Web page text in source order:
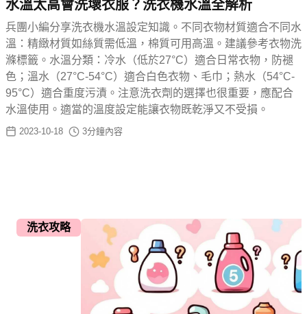
水溫太高會洗壞衣服？洗衣機水溫全解析
兵團小編分享洗衣機水溫設定知識。不同衣物材質適合不同水
溫：精緻材質如絲質需低溫，棉質可用高溫。建議參考衣物洗
滌標籤。水溫分類：冷水（低於27°C）適合日常衣物，防褪
色；溫水（27°C-54°C）適合白色衣物、毛巾；熱水（54°C-
95°C）適合重度污漬。注意洗衣劑的選擇也很重要，應配合
水溫使用。適當的溫度設定能讓衣物既乾淨又不受損。
2023-10-18 3分鐘內容
洗衣攻略